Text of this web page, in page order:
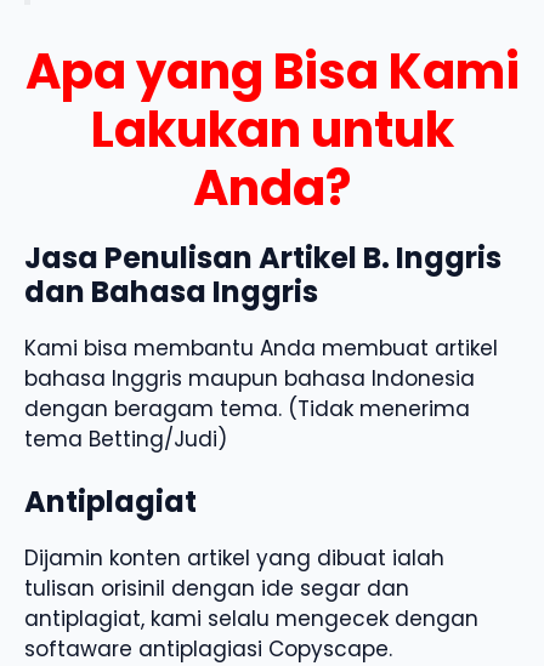
Apa yang Bisa Kami
Lakukan untuk
Anda?
Jasa Penulisan Artikel B. Inggris
dan Bahasa Inggris
Kami bisa membantu Anda membuat artikel
bahasa Inggris maupun bahasa Indonesia
dengan beragam tema. (Tidak menerima
tema Betting/Judi)
Antiplagiat
Dijamin konten artikel yang dibuat ialah
tulisan orisinil dengan ide segar dan
antiplagiat, kami selalu mengecek dengan
softaware antiplagiasi Copyscape.